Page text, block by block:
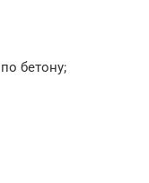
бетону;